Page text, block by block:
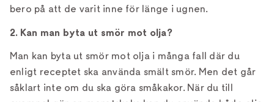
bero på att de varit inne för länge i ugnen.
2. Kan man byta ut smör mot olja?
Man kan byta ut smör mot olja i många fall där du
enligt receptet ska använda smält smör. Men det går
såklart inte om du ska göra småkakor. När du till